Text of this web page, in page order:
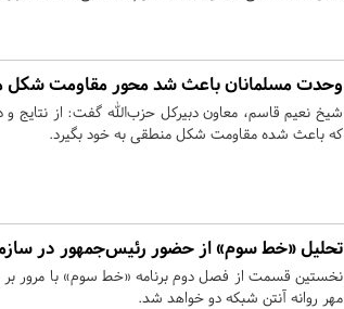
وحدت مسلمانان باعث شد محور مقاومت شکل
شیخ نعیم قاسم، معاون دبیرکل حزب‌الله گفت: از نتایج
که باعث شده مقاومت شکل منطقی به خود بگیرد.
تحلیل «خط سوم» از حضور رئیس‌جمهور در
نخستین قسمت از فصل دوم برنامه «خط سوم» با مرور
مهر روانه آنتن شبکه دو خواهد شد.